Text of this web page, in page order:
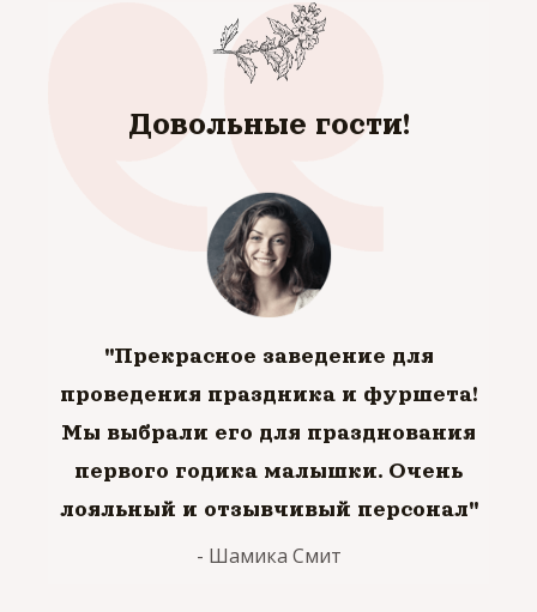
Довольные гости!
"Прекрасное заведение для
проведения праздника и фуршета!
Мы выбрали его для празднования
первого годика малышки. Очень
лояльный и отзывчивый персонал"
- Шамика Смит